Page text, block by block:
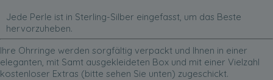
Jede Perle ist in Sterling-Silber eingefasst, um das Beste
hervorzuheben.
Ihre Ohrringe werden sorgfältig verpackt und Ihnen in einer
eleganten, mit Samt ausgekleideten Box und mit einer Vielzahl
kostenloser Extras (bitte sehen Sie unten) zugeschickt.